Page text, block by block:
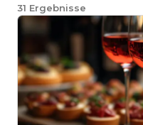
31 Ergebnisse